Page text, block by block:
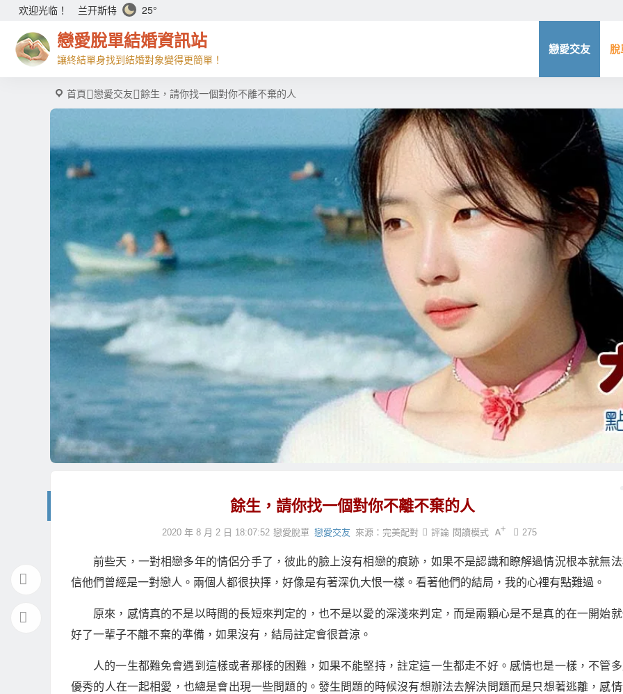
欢迎光临！ 兰开斯特 25°
戀愛脫單結婚資訊站
讓終結單身找到結婚對象變得更簡單！
戀愛交友 脫
首頁 戀愛交友 餘生，請你找一個對你不離不棄的人
餘生，請你找一個對你不離不棄的人
2020 年 8 月 2 日 18:07:52 戀愛脫單 戀愛交友 來源：完美配對 評論 275
閱讀模式
前些天，一對相戀多年的情侶分手了，彼此的臉上沒有相戀的痕跡，如果不是認識和瞭解過情況根本就無
信他們曾經是一對戀人。兩個人都很抉擇，好像是有著深仇大恨一樣。看著他們的結局，我的心裡有點難過。
原來，感情真的不是以時間的長短來判定的，也不是以愛的深淺來判定，而是兩顆心是不是真的在一開始
好了一輩子不離不棄的準備，如果沒有，結局註定會很蒼涼。
人的一生都難免會遇到這樣或者那樣的困難，如果不能堅持，註定這一生都走不好。感情也是一樣，不管
優秀的人在一起相愛，也總是會出現一些問題的。發生問題的時候沒有想辦法去解決問題而是只想著逃離，感